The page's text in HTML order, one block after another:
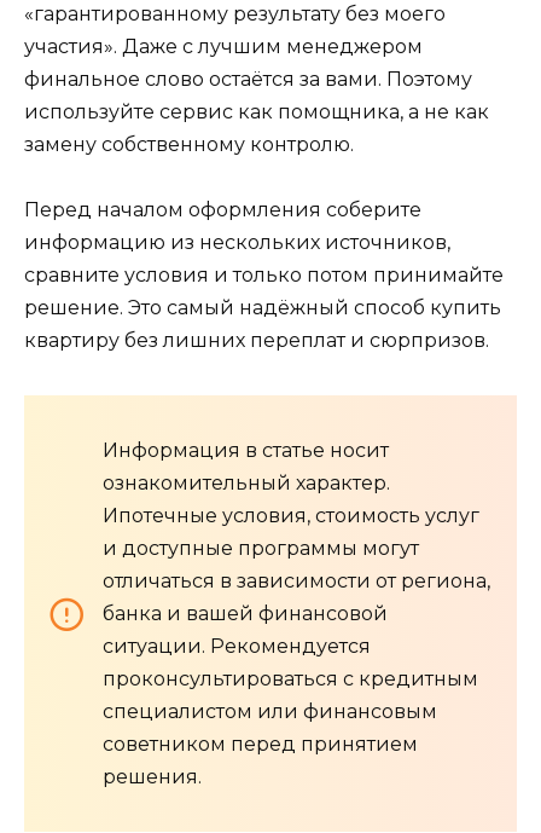
«гарантированному результату без моего
участия». Даже с лучшим менеджером
финальное слово остаётся за вами. Поэтому
используйте сервис как помощника, а не как
замену собственному контролю.
Перед началом оформления соберите
информацию из нескольких источников,
сравните условия и только потом принимайте
решение. Это самый надёжный способ купить
квартиру без лишних переплат и сюрпризов.
Информация в статье носит
ознакомительный характер.
Ипотечные условия, стоимость услуг
и доступные программы могут
отличаться в зависимости от региона,
банка и вашей финансовой
ситуации. Рекомендуется
проконсультироваться с кредитным
специалистом или финансовым
советником перед принятием
решения.